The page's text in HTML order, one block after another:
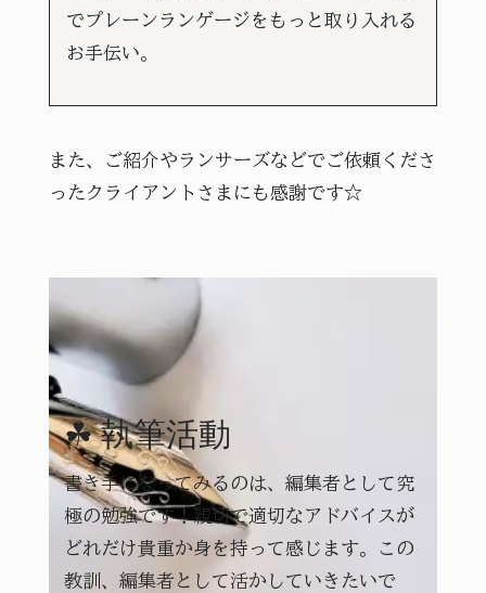
でプレーンランゲージをもっと取り入れる
お手伝い。
また、ご紹介やランサーズなどでご依頼くださ
ったクライアントさまにも感謝です☆
☘ 執筆活動
書き手になってみるのは、編集者として究
極の勉強です！親切で適切なアドバイスが
どれだけ貴重か身を持って感じます。この
教訓、編集者として活かしていきたいで